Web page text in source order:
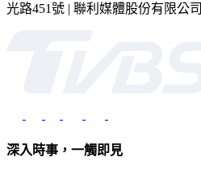
光路451號 | 聯利媒體股份有限公司
深入時事，一觸即見